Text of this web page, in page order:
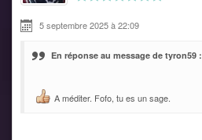
5 septembre 2025 à 22:09
En réponse au message de tyron59 :
A méditer. Fofo, tu es un sage.